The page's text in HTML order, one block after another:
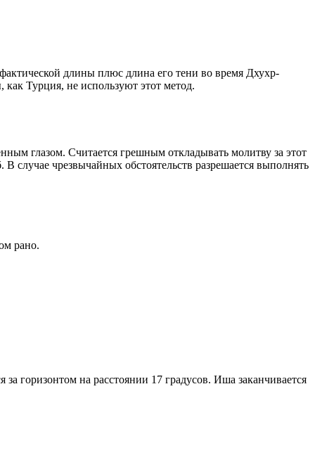
длины плюс длина его тени во время Дхухр-
Турция, не используют этот метод.
глазом. Считается грешным откладывать молитву за этот
случае чрезвычайных обстоятельств разрешается выполнять
рано.
горизонтом на расстоянии 17 градусов. Иша заканчивается